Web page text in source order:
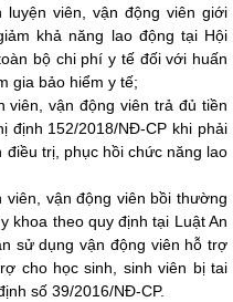
viên, vận động viên giới
khả năng lao động tại Hội
bộ chi phí y tế đối với huấn
gia bảo hiểm y tế;
vận động viên trả đủ tiền
định 152/2018/NĐ-CP khi phải
điều trị, phục hồi chức năng lao
vận động viên bồi thường
khoa theo quy địnhtại Luật An
sử dụng vận động viên hỗ trợ
cho học sinh, sinh viên bị tai
số 39/2016/NĐ-CP.